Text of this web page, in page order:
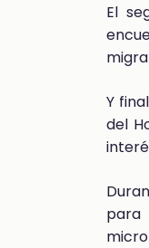
El
Y
del
para